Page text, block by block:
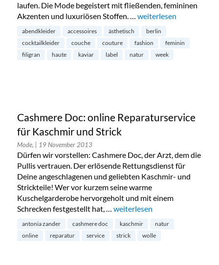
laufen. Die Mode begeistert mit fließenden, femininen
Akzenten und luxuriösen Stoffen. … „Kaviar Gauche @
weiterlesen
abendkleider accessoires ästhetisch
berlin
cocktailkleider
couche couture fashion
feminin
filigran
haute kaviar label natur week
Cashmere Doc: online Reparaturservice
für Kaschmir und Strick
Mode, | 19 November 2013
Dürfen wir vorstellen: Cashmere Doc, der Arzt, dem die
Pullis vertrauen. Der erlösende Rettungsdienst für
Deine angeschlagenen und geliebten Kaschmir- und
Strickteile! Wer vor kurzem seine warme
Kuschelgarderobe hervorgeholt und mit einem
Schrecken festgestellt hat, … „Cashmere Doc: online
weiterlesen
antonia zander cashmere doc kaschmir
natur
online
reparatur service strick wolle